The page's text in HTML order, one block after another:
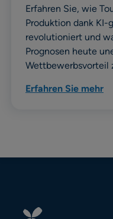
Erfahren Sie, wie
Produktion dank KI-
revolutioniert und
Prognosen heute
Wettbewerbsvorteil
Erfahren Sie mehr